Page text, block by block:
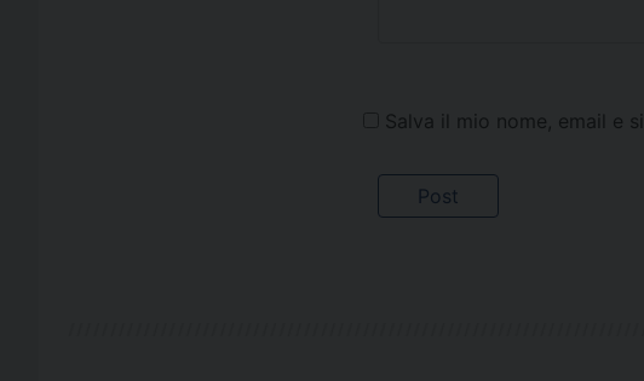
Salva il mio nome, email e